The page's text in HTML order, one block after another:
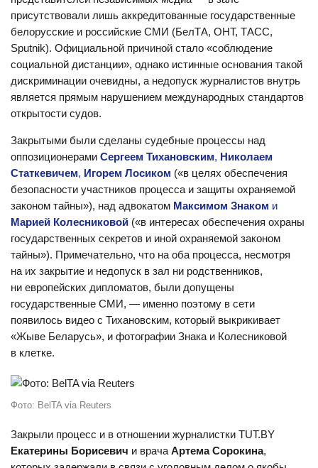
присутствовали лишь аккредитованные государственные
белорусские и российские СМИ (БелТА, ОНТ, ТАСС,
Sputnik). Официальной причиной стало «соблюдение
социальной дистанции», однако истинные основания такой
дискриминации очевидны, а недопуск журналистов внутрь
является прямым нарушением международных стандартов
открытости судов.
Закрытыми были сделаны судебные процессы над
оппозиционерами Сергеем Тихановским, Николаем
Статкевичем, Игорем Лосиком («в целях обеспечения
безопасности участников процесса и защиты охраняемой
законом тайны»), над адвокатом Максимом Знаком и
Марией Колесниковой («в интересах обеспечения охраны
государственных секретов и иной охраняемой законом
тайны»). Примечательно, что на оба процесса, несмотря
на их закрытие и недопуск в зал ни родственников,
ни европейских дипломатов, были допущены
государственные СМИ, — именно поэтому в сети
появилось видео с Тихановским, который выкрикивает
«Жыве Беларусь», и фотографии Знака и Колесниковой
в клетке.
Фото: BelTA via Reuters
Закрыли процесс и в отношении журналистки TUT.BY
Екатерины Борисевич и врача Артема Сорокина,